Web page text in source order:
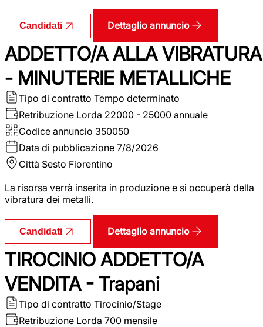
Candidati Dettaglio annuncio
ADDETTO/A ALLA VIBRATURA
- MINUTERIE METALLICHE
Tipo di contratto Tempo determinato
Retribuzione Lorda 22000 - 25000 annuale
Codice annuncio 350050
Data di pubblicazione 7/8/2026
Città Sesto Fiorentino
La risorsa verrà inserita in produzione e si occuperà della
vibratura dei metalli.
Candidati Dettaglio annuncio
TIROCINIO ADDETTO/A
VENDITA - Trapani
Tipo di contratto Tirocinio/Stage
Retribuzione Lorda 700 mensile